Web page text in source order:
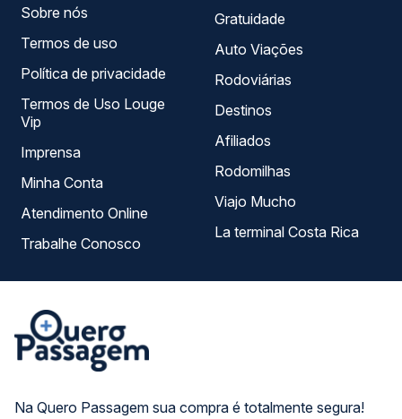
Na Quero Passagem sua compra é totalmente segura!
Sobre nós
Termos de uso
Política de privacidade
Termos de Uso Louge
Vip
Imprensa
Minha Conta
Atendimento Online
Trabalhe Conosco
Gratuidade
Auto Viações
Rodoviárias
Destinos
Afiliados
Rodomilhas
Viajo Mucho
La terminal Costa Rica